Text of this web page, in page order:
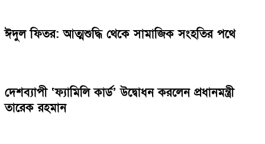
ঈদুল ফিতর: আত্মশুদ্ধি থেকে সামাজিক সংহতির পথে
দেশব্যাপী ‘ফ্যামিলি কার্ড’ উদ্বোধন করলেন প্রধানমন্ত্রী
তারেক রহমান